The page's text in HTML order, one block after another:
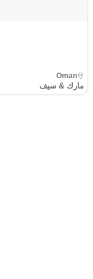
مارك & سيف
Oman